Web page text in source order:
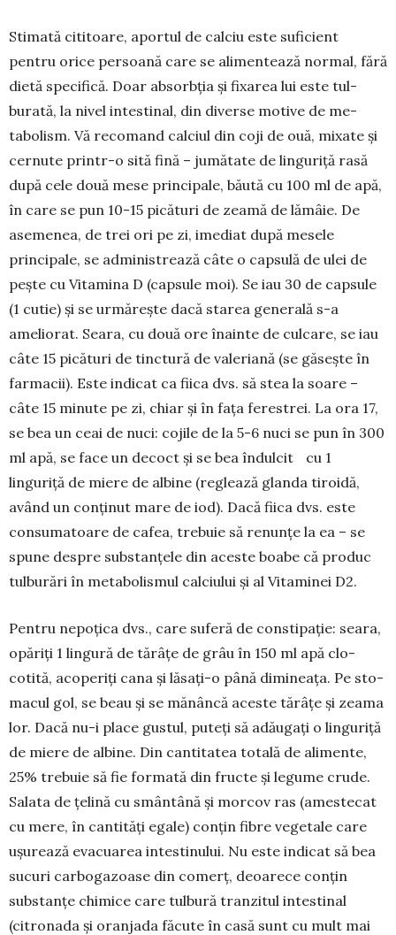
Stimată cititoare, aportul de calciu este suficient
pentru orice persoană care se alimentează normal, fără
dietă specifică. Doar absorbția și fixarea lui este tul­
burată, la nivel intestinal, din diverse motive de me­
tabolism. Vă recomand calciul din coji de ouă, mi­xate și
cernute printr-o sită fină – ju­mătate de lin­guriță rasă
după cele două mese prin­cipale, băută cu 100 ml de apă,
în care se pun 10-15 picături de zeamă de lămâie. De
asemenea, de trei ori pe zi, imediat după mesele
principale, se adminis­trea­ză câte o capsulă de ulei de
pește cu Vitamina D (capsule moi). Se iau 30 de capsule
(1 cutie) și se ur­mărește dacă sta­rea generală s-a
ameliorat. Seara, cu două ore înainte de culcare, se iau
câte 15 picături de tinctură de valeriană (se găsește în
farmacii). Este in­dicat ca fiica dvs. să stea la soare –
câte 15 minute pe zi, chiar și în fața fe­res­trei. La ora 17,
se bea un ceai de nuci: cojile de la 5-6 nuci se pun în 300
ml apă, se face un decoct și se bea în­dulcit cu 1
linguriță de miere de albine (re­glează glan­­da tiroidă,
având un con­ținut mare de iod). Dacă fii­ca dvs. este
consumatoare de ca­fea, tre­buie să re­nun­țe la ea – se
spune despre substan­țele din aceste boa­be că pro­duc
tul­bu­rări în meta­bo­lis­­mul calciului și al Vi­ta­minei D2.
Pentru nepoțica dvs., care su­feră de constipație: seara,
opăriți 1 lingură de tărâțe de grâu în 150 ml apă clo­
cotită, acoperiți cana și lăsați-o până di­mi­nea­ța. Pe sto­
ma­cul gol, se beau și se mănâncă aces­te tă­râțe și zea­ma
lor. Dacă nu-i pla­ce gustul, puteți să adă­u­gați o lin­gu­riță
de miere de al­bi­ne. Din can­titatea totală de ali­men­te,
25% trebuie să fie for­mată din fruc­te și legume cru­de.
Sa­lata de țe­­lină cu smân­tână și morcov ras (ames­­tecat
cu me­re, în cantități egale) con­țin fibre ve­getale care
ușu­rea­ză evacuarea intestinului. Nu este indicat să bea
sucuri carbo­ga­zoase din comerț, de­oa­re­ce con­țin
substan­țe chimice care tul­bură tranzitul in­tes­tinal
(citro­na­da și oranjada făcute în casă sunt cu mult mai